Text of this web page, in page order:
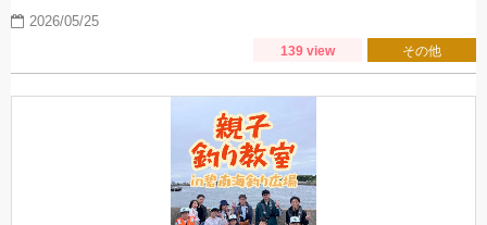
2026/05/25
139 view その他